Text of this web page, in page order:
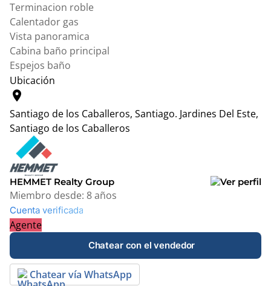
Terminacion roble
Calentador gas
Vista panoramica
Cabina baño principal
Espejos baño
Ubicación
location_on
Santiago de los Caballeros, Santiago. Jardines Del Este,
Santiago de los Caballeros
+
−
Leaflet
HEMMET Realty Group
Miembro desde: 8 años
Cuenta verificada
Agente
Chatear con el vendedor
Chatear vía WhatsApp